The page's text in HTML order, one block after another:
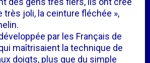
très joli, la ceinture fléchée »,
par les Français de
maîtrisaient la technique de
doigts, plus que du simple